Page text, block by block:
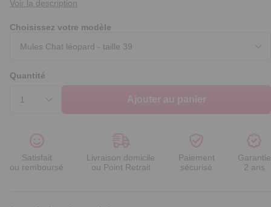
Ajouter au panier
Satisfait
ou remboursé
Livraison domicile
ou Point Retrait
Paiement
sécurisé
Garantie
2 ans